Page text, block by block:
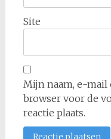
Site
Mijn naam, e-mail
browser voor de
reactie plaats.